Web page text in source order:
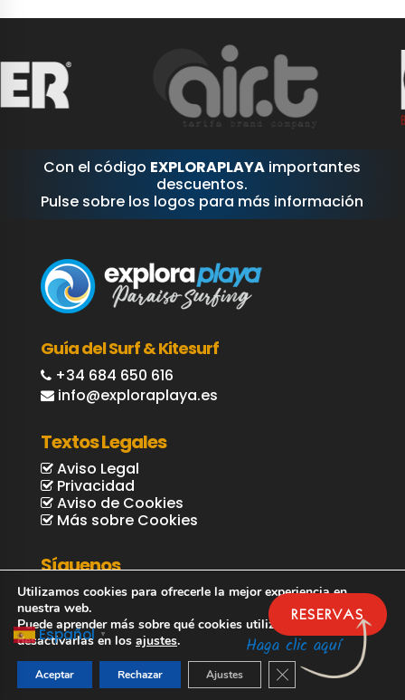
RESERVAS
Haga clic aquí
Con el código EXPLORAPLAYA importantes
descuentos.
Pulse sobre los logos para más información
Guía del Surf & Kitesurf
+34 684 650 616
info@exploraplaya.es
Textos Legales
Aviso Legal
Privacidad
Aviso de Cookies
Más sobre Cookies
Síguenos
© Explora Playa / Guía Surf
Español ▼
Utilizamos cookies para ofrecerle la mejor experiencia en
nuestra web.
Puede aprender más sobre qué cookies utilizamos o
desactivarlas en los ajustes.
Aceptar Rechazar Ajustes Cerrar el banner de